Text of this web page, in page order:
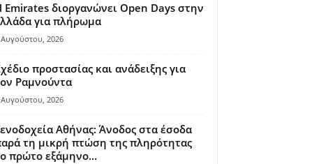
Emirates διοργανώνει Open Days στην
για πλήρωμα
2026
προστασίας και ανάδειξης για
Ραμνούντα
2026
Αθήνας: Άνοδος στα έσοδα
τη μικρή πτώση της πληρότητας
πρώτο εξάμηνο...